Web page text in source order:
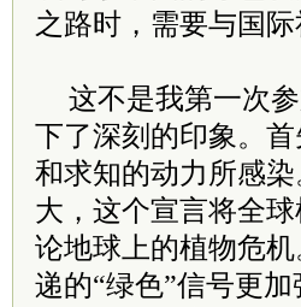
之路时，需要与国际
这不是我第一次
下了深刻的印象。
和求知的动力所感
大，这个宣言将全
论地球上的植物危
递的“绿色”信号更